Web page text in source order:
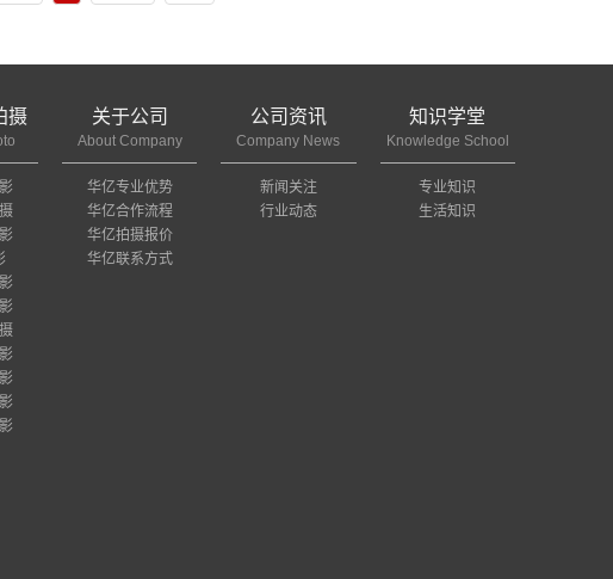
摄 关于公司
About Company
华亿专业优势
华亿合作流程
华亿拍摄报价
华亿联系方式
公司资讯
Company News
新闻关注
行业动态
知识学堂
Knowledge School
专业知识
生活知识